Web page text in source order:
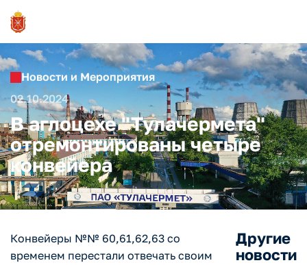
Новости и Мероприятия
02.10.2024
В аглоцехе "Тулачермета"
отремонтированы четыре
конвейера
Конвейеры №№ 60,61,62,63 со
временем перестали отвечать своим
Другие
новости